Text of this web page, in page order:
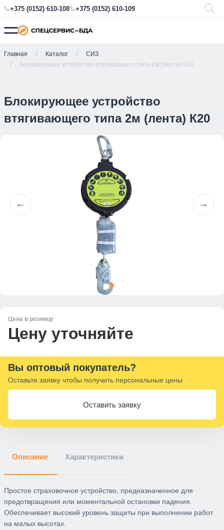
+375 (0152) 610-108 +375 (0152) 610-109
Главная Каталог
СИЗ
Блокирующее устройство втягивающего типа 2м (лента) К20
Блокирующее устройство
втягивающего типа 2м (лента) К20
Цена в розницу
Цену уточняйте
Вы оптовый покупатель?
Оставьте заявку чтобы получить персональные цены
Оставить заявку
Описание Характеристики
Простое страховочное устройство, предназначенное для
предотвращения или моментальной остановки падения.
Обеспечивает высокий уровень защиты при выполнении работ
на малых высотах.